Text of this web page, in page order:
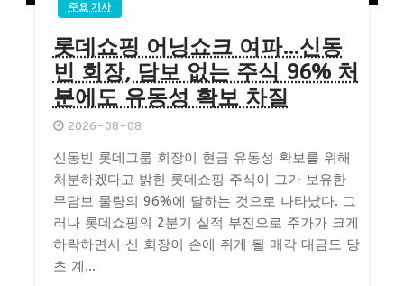
주요 기사
롯데쇼핑 어닝쇼크 여파…신동
빈 회장, 담보 없는 주식 96% 처
분에도 유동성 확보 차질
2026-08-08
신동빈 롯데그룹 회장이 현금 유동성 확보를 위해
처분하겠다고 밝힌 롯데쇼핑 주식이 그가 보유한
무담보 물량의 96%에 달하는 것으로 나타났다. 그
러나 롯데쇼핑의 2분기 실적 부진으로 주가가 크게
하락하면서 신 회장이 손에 쥐게 될 매각 대금도 당
초 계...